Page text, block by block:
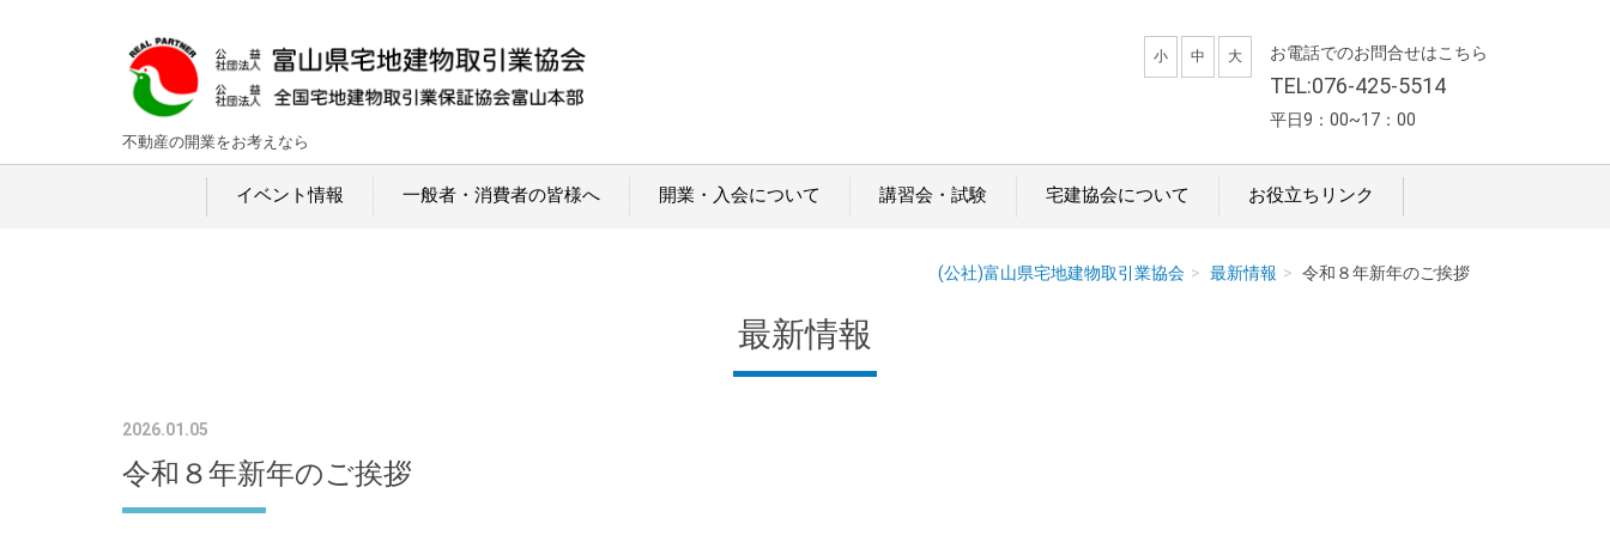
不動産の開業をお考えなら
お電話でのお問合せはこちら
TEL:076-425-5514
平日9：00~17：00
小 中 大
イベント情報 一般者・消費者の皆様へ 開業・入会について 講習会・試験 宅建協会について お役立ちリンク
(公社)富山県宅地建物取引業協会 最新情報 令和８年新年のご挨拶
最新情報
2026.01.05
令和８年新年のご挨拶